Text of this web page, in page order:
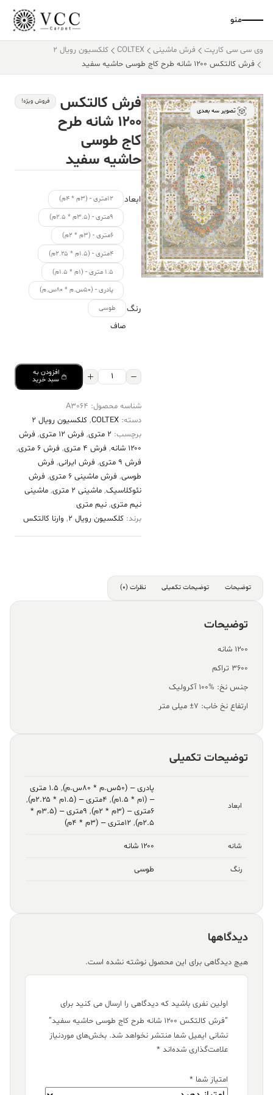
منو
وی سی سی کارپت فرش ماشینی COLTEX
کلکسیون رویال 2
فرش کالتکس ۱۲۰۰ شانه طرح کاج طوسی حاشیه سفید
تصویر سه بعدی
فرش کالتکس
۱۲۰۰ شانه طرح
کاج طوسی
حاشیه سفید
فروش ویژه!
ابعاد
۱۲متری - (۳م * ۴م)
۹متری - (۳.۵م * ۲.۵م)
۶متری - (۳م * ۲م)
۴متری - (۱.۵م * ۲.۲۵م)
۱.۵ متری - (۱م * ۱.۵م)
پادری - (۵۰س.م * ۸۰س.م)
رنگ طوسی
صاف
فرش
۱۲۰۰
طرح
کاج
طوسی
حاشیه
سفید
افزودن به
سبد خرید
شناسه محصول: A3064
دسته: COLTEX
, کلکسیون رویال 2
برچسب: 2 متری , فرش 12 متری , فرش
۱۲۰۰ شانه
, فرش 4 متری , فرش 6 متری
,
فرش 9 متری
, فرش ایرانی, فرش
طوسی, فرش ماشینی 6 متری , فرش
نئوکلاسیک, ماشینی 2 متری , ماشینی
نیم متری, نیم متری
برند: کلکسیون رویال 2 , وارنا کالتکس
توضیحات توضیحات تکمیلی نظرات (0)
توضیحات
۱۲۰۰ شانه
۳۶۰۰ تراکم
جنس نخ: %100 آکرولیک
ارتفاع نخ خاب: ۷± میلی متر
توضیحات تکمیلی
ابعاد
پادری – (۵۰س.م * ۸۰س.م) ,
۱.۵ متری
– (۱م * ۱.۵م)
, ۴متری – (۱.۵م * ۲.۲۵م)
,
۶متری – (۳م * ۲م)
,
۹متری – (۳.۵م *
۲.۵م)
, ۱۲متری – (۳م * ۴م)
شانه ۱۲۰۰ شانه
رنگ طوسی
دیدگاهها
هیچ دیدگاهی برای این محصول نوشته نشده است.
اولین نفری باشید که دیدگاهی را ارسال می کنید برای
“فرش کالتکس ۱۲۰۰ شانه طرح کاج طوسی حاشیه سفید”
نشانی ایمیل شما منتشر نخواهد شد. بخش‌های موردنیاز
علامت‌گذاری شده‌اند *
امتیاز شما *